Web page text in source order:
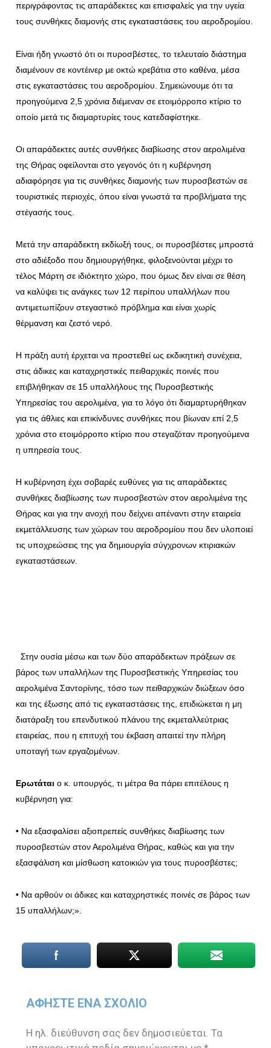
περιγράφοντας τις απαράδεκτες και επισφαλείς για την υγεία
τους συνθήκες διαμονής στις εγκαταστάσεις του αεροδρομίου.
Είναι ήδη γνωστό ότι οι πυροσβέστες, το τελευταίο διάστημα
διαμένουν σε κοντέινερ με οκτώ κρεβάτια στο καθένα, μέσα
στις εγκαταστάσεις του αεροδρομίου. Σημειώνουμε ότι τα
προηγούμενα 2,5 χρόνια διέμεναν σε ετοιμόρροπο κτίριο το
οποίο μετά τις διαμαρτυρίες τους κατεδαφίστηκε.
Οι απαράδεκτες αυτές συνθήκες διαβίωσης στον αερολιμένα
της Θήρας οφείλονται στο γεγονός ότι η κυβέρνηση
αδιαφόρησε για τις συνθήκες διαμονής των πυροσβεστών σε
τουριστικές περιοχές, όπου είναι γνωστά τα προβλήματα της
στέγασής τους.
Μετά την απαράδεκτη εκδίωξή τους, οι πυροσβέστες μπροστά
στο αδιέξοδο που δημιουργήθηκε, φιλοξενούνται μέχρι το
τέλος Μάρτη σε ιδιόκτητο χώρο, που όμως δεν είναι σε θέση
να καλύψει τις ανάγκες των 12 περίπου υπαλλήλων που
αντιμετωπίζουν στεγαστικό πρόβλημα και είναι χωρίς
θέρμανση και ζεστό νερό.
Η πράξη αυτή έρχεται να προστεθεί ως εκδικητική συνέχεια,
στις άδικες και καταχρηστικές πειθαρχικές ποινές που
επιβλήθηκαν σε 15 υπαλλήλους της Πυροσβεστικής
Υπηρεσίας του αερολιμένα, για το λόγο ότι διαμαρτυρήθηκαν
για τις άθλιες και επικίνδυνες συνθήκες που βίωναν επί 2,5
χρόνια στο ετοιμόρροπο κτίριο που στεγαζόταν προηγούμενα
η υπηρεσία τους.
Η κυβέρνηση έχει σοβαρές ευθύνες για τις απαράδεκτες
συνθήκες διαβίωσης των πυροσβεστών στον αερολιμένα της
Θήρας και για την ανοχή που δείχνει απέναντι στην εταιρεία
εκμετάλλευσης των χώρων του αεροδρομίου που δεν υλοποιεί
τις υποχρεώσεις της για δημιουργία σύγχρονων κτιριακών
εγκαταστάσεων.
Στην ουσία μέσω και των δύο απαράδεκτων πράξεων σε
βάρος των υπαλλήλων της Πυροσβεστικής Υπηρεσίας του
αερολιμένα Σαντορίνης, τόσο των πειθαρχικών διώξεων όσο
και της έξωσης από τις εγκαταστάσεις της, επιδιώκεται η μη
διατάραξη του επενδυτικού πλάνου της εκμεταλλεύτριας
εταιρείας, που η επιτυχή του έκβαση απαιτεί την πλήρη
υποταγή των εργαζομένων.
Ερωτάται ο κ. υπουργός, τι μέτρα θα πάρει επιτέλους η
κυβέρνηση για:
• Να εξασφαλίσει αξιοπρεπείς συνθήκες διαβίωσης των
πυροσβεστών στον Αερολιμένα Θήρας, καθώς και για την
εξασφάλιση και μίσθωση κατοικιών για τους πυροσβέστες;
• Να αρθούν οι άδικες και καταχρηστικές ποινές σε βάρος των
15 υπαλλήλων;».
ΑΦΉΣΤΕ ΈΝΑ ΣΧΌΛΙΟ
Η ηλ. διεύθυνση σας δεν δημοσιεύεται. Τα